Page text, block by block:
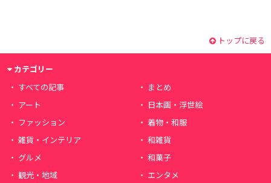
トップに戻る
カテゴリー
すべての記事
まとめ
アート
日本画・浮世絵
ファッション
着物・和服
雑貨・インテリア
和雑貨
グルメ
和菓子
観光・地域
エンタメ